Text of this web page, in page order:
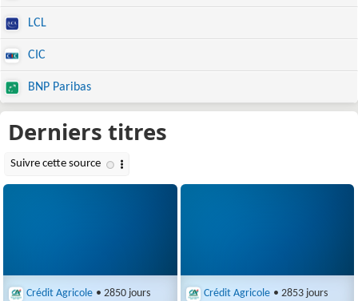
LCL
CIC
BNP Paribas
Crédit Agricole • 2850 jours Crédit Agricole • 2853 jours